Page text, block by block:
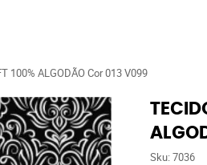
100% ALGODÃO Cor 013 V099
Sku:7036